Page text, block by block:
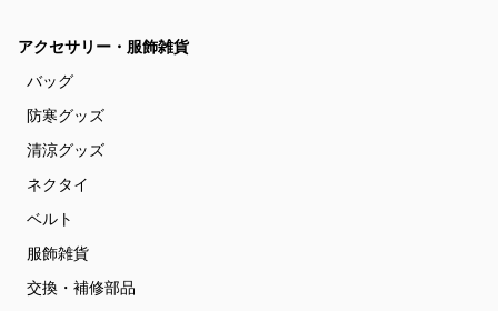
アクセサリー・服飾雑貨
バッグ
防寒グッズ
清涼グッズ
ネクタイ
ベルト
服飾雑貨
交換・補修部品